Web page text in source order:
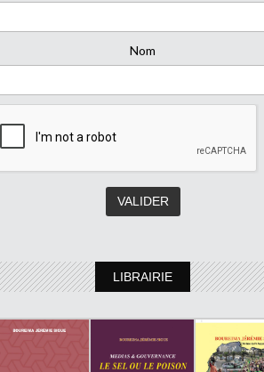
Nom
LIBRAIRIE